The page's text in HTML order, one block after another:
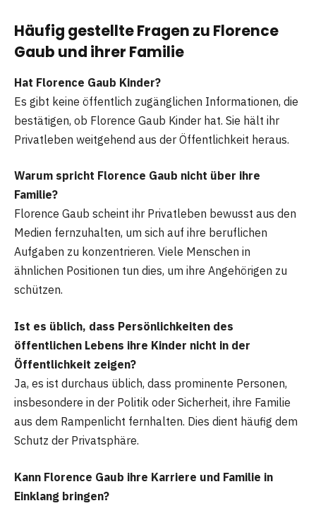
Häufig gestellte Fragen zu Florence
Gaub und ihrer Familie
Hat Florence Gaub Kinder?
Es gibt keine öffentlich zugänglichen Informationen, die
bestätigen, ob Florence Gaub Kinder hat. Sie hält ihr
Privatleben weitgehend aus der Öffentlichkeit heraus.
Warum spricht Florence Gaub nicht über ihre
Familie?
Florence Gaub scheint ihr Privatleben bewusst aus den
Medien fernzuhalten, um sich auf ihre beruflichen
Aufgaben zu konzentrieren. Viele Menschen in
ähnlichen Positionen tun dies, um ihre Angehörigen zu
schützen.
Ist es üblich, dass Persönlichkeiten des
öffentlichen Lebens ihre Kinder nicht in der
Öffentlichkeit zeigen?
Ja, es ist durchaus üblich, dass prominente Personen,
insbesondere in der Politik oder Sicherheit, ihre Familie
aus dem Rampenlicht fernhalten. Dies dient häufig dem
Schutz der Privatsphäre.
Kann Florence Gaub ihre Karriere und Familie in
Einklang bringen?